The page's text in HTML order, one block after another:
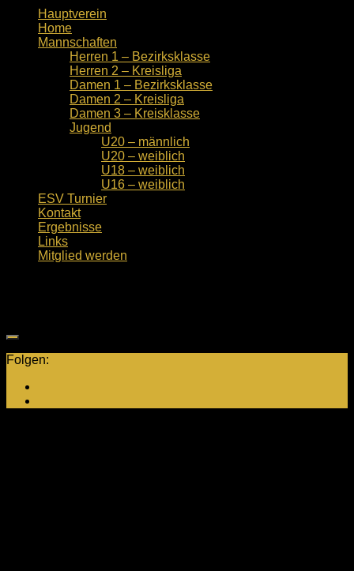
Hauptverein
Home
Mannschaften
Herren 1 – Bezirksklasse
Herren 2 – Kreisliga
Damen 1 – Bezirksklasse
Damen 2 – Kreisliga
Damen 3 – Kreisklasse
Jugend
U20 – männlich
U20 – weiblich
U18 – weiblich
U16 – weiblich
ESV Turnier
Kontakt
Ergebnisse
Links
Mitglied werden
Folgen: